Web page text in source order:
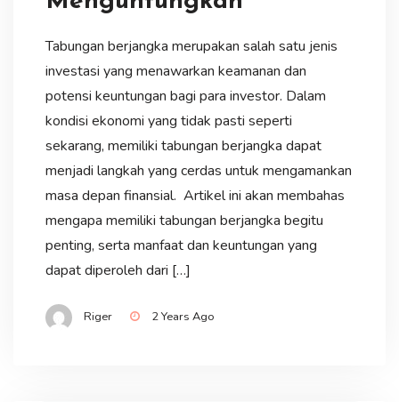
Tabungan berjangka merupakan salah satu jenis
investasi yang menawarkan keamanan dan
potensi keuntungan bagi para investor. Dalam
kondisi ekonomi yang tidak pasti seperti
sekarang, memiliki tabungan berjangka dapat
menjadi langkah yang cerdas untuk mengamankan
masa depan finansial. Artikel ini akan membahas
mengapa memiliki tabungan berjangka begitu
penting, serta manfaat dan keuntungan yang
dapat diperoleh dari […]
Riger 2 Years Ago